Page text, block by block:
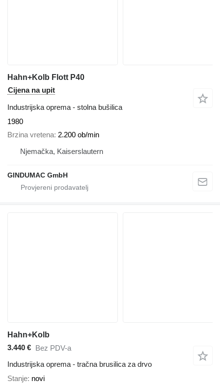
Hahn+Kolb Flott P40
Cijena na upit
Industrijska oprema - stolna bušilica
1980
Brzina vretena 2.200 ob/min
Njemačka, Kaiserslautern
GINDUMAC GmbH
Hahn+Kolb
3.440 € Bez PDV-a
Industrijska oprema - tračna brusilica za drvo
Stanje novi